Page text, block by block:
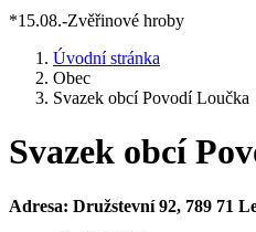
*15.08.-Zvěřinové hroby
Úvodní stránka
Obec
Svazek obcí Povodí Loučka
Svazek obcí
Adresa: Družstevní 92, 789 71